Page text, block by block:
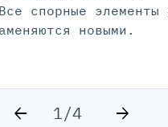
спорные элементы
новыми.
1/4